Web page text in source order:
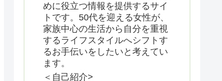
めに役立つ情報を提供するサイ
トです。50代を迎える女性が、
家族中心の生活から自分を重視
するライフスタイルへシフトす
るお手伝いをしたいと考えてい
ます。
＜自己紹介>